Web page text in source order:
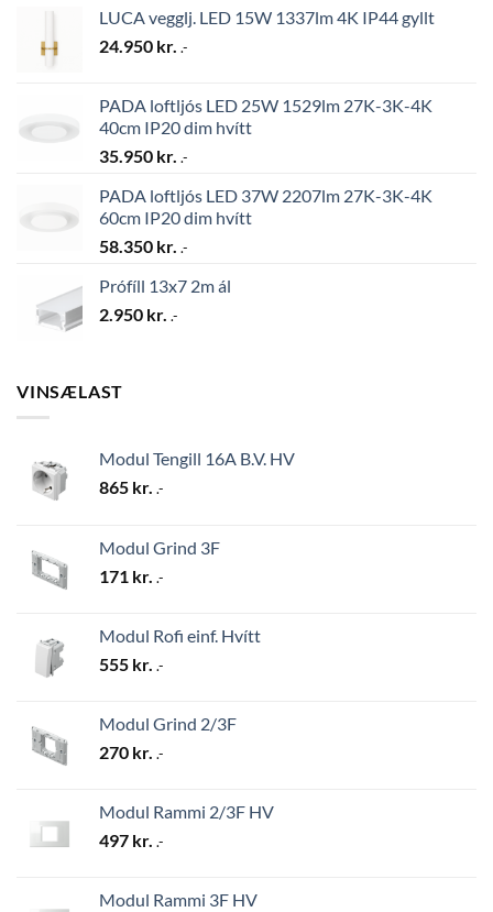
LUCA vegglj. LED 15W 1337lm 4K IP44 gyllt
24.950 kr. .-
PADA loftljós LED 25W 1529lm 27K-3K-4K
40cm IP20 dim hvítt
35.950 kr. .-
PADA loftljós LED 37W 2207lm 27K-3K-4K
60cm IP20 dim hvítt
58.350 kr. .-
Prófíll 13x7 2m ál
2.950 kr. .-
VINSÆLAST
Modul Tengill 16A B.V. HV
865 kr. .-
Modul Grind 3F
171 kr. .-
Modul Rofi einf. Hvítt
555 kr. .-
Modul Grind 2/3F
270 kr. .-
Modul Rammi 2/3F HV
497 kr. .-
Modul Rammi 3F HV